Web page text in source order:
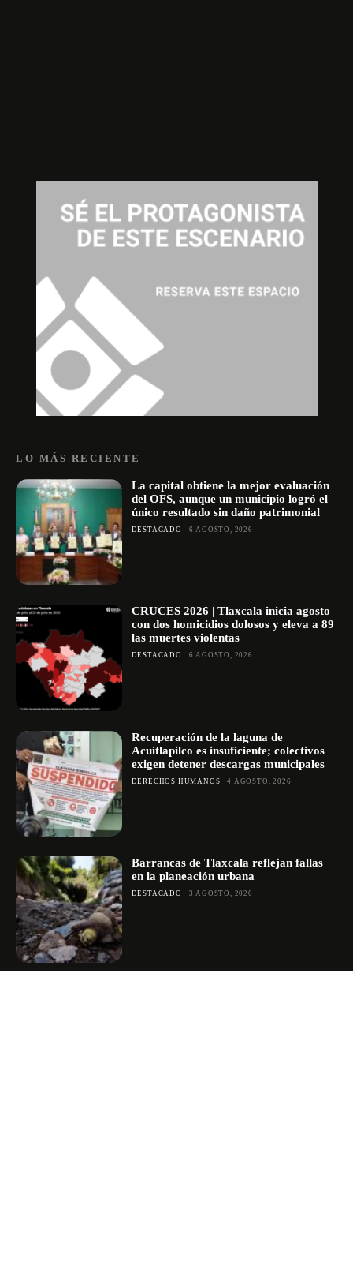
LO MÁS RECIENTE
La capital obtiene la mejor evaluación
del OFS, aunque un municipio logró el
único resultado sin daño patrimonial
DESTACADO 6 AGOSTO, 2026
CRUCES 2026 | Tlaxcala inicia agosto
con dos homicidios dolosos y eleva a 89
las muertes violentas
DESTACADO 6 AGOSTO, 2026
Recuperación de la laguna de
Acuitlapilco es insuficiente; colectivos
exigen detener descargas municipales
DERECHOS HUMANOS 4 AGOSTO, 2026
Barrancas de Tlaxcala reflejan fallas
en la planeación urbana
DESTACADO 3 AGOSTO, 2026